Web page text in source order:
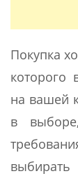
Покупка
которого
на вашей
в